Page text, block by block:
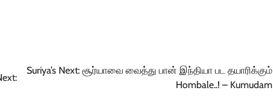
Suriya’s Next: சூர்யாவை வைத்து பான் இந்தியா பட தயாரிக்கும்
Hombale..! – Kumudam